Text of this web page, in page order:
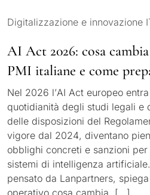
Digitalizzazione e innovazione
AI Act 2026: cosa
PMI italiane e come
Nel 2026 l’AI Act europeo
quotidianità degli studi legali e
delle disposizioni del
vigore dal 2024, diventano
obblighi concreti e sanzioni
sistemi di intelligenza
pensato da Lanpartners,
operativo cosa cambia, […]